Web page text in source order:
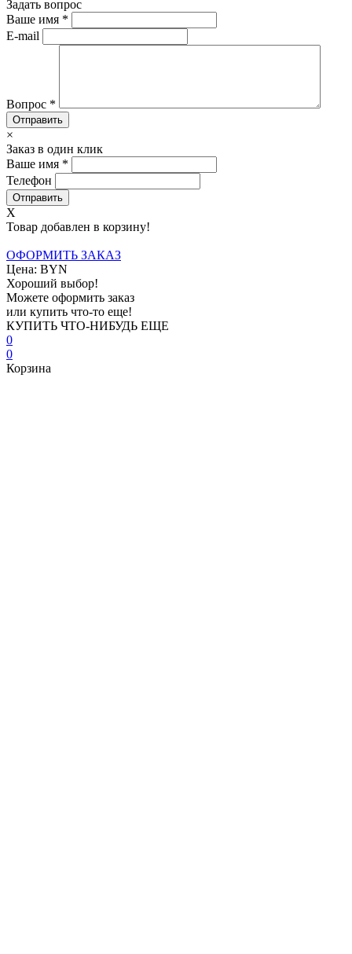
Задать вопрос
Ваше имя *
E-mail
Вопрос *
×
Заказ в один клик
Ваше имя *
Телефон
X
Товар добавлен в корзину!
ОФОРМИТЬ ЗАКАЗ
Цена: BYN
Хороший выбор!
Можете оформить заказ
или купить что-то еще!
КУПИТЬ ЧТО-НИБУДЬ ЕЩЕ
0
0
Корзина